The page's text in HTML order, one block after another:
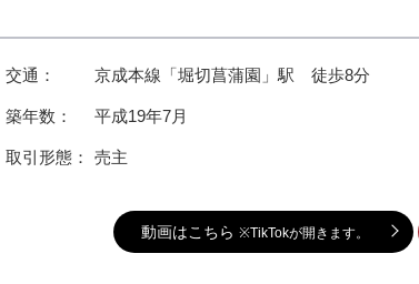
交通： 京成本線「堀切菖蒲園」駅 徒歩8分
築年数： 平成19年7月
取引形態： 売主
動画はこちら ※TikTokが開きます。